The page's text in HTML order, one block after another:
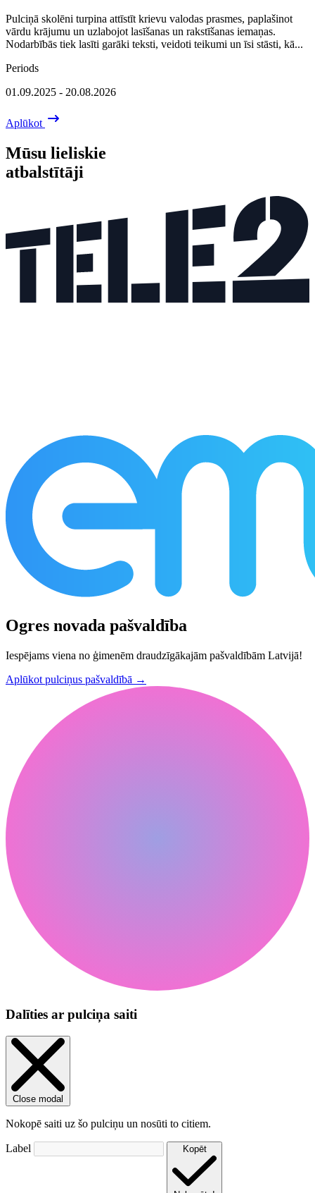
Pulciņā skolēni turpina attīstīt krievu valodas prasmes, paplašinot
vārdu krājumu un uzlabojot lasīšanas un rakstīšanas iemaņas.
Nodarbībās tiek lasīti garāki teksti, veidoti teikumi un īsi stāsti, kā...
Periods
01.09.2025 - 20.08.2026
Aplūkot
Mūsu lieliskie
atbalstītāji
Ogres novada pašvaldība
Iespējams viena no ģimenēm draudzīgākajām pašvaldībām Latvijā!
Aplūkot pulciņus pašvaldībā →
Dalīties ar pulciņa saiti
Close modal
Nokopē saiti uz šo pulciņu un nosūti to citiem.
Label Kopēt